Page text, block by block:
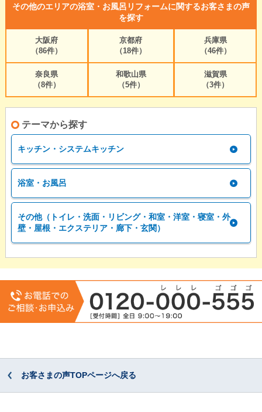
その他のエリアの浴室・お風呂リフォームに関するお客さまの声
を探す
大阪府
（86件）
京都府
（18件）
兵庫県
（46件）
奈良県
（8件）
和歌山県
（5件）
滋賀県
（3件）
テーマから探す
キッチン・システムキッチン
浴室・お風呂
その他（トイレ・洗面・リビング・和室・洋室・寝室・外
壁・屋根・エクステリア・廊下・玄関）
お客さまの声TOPページへ戻る